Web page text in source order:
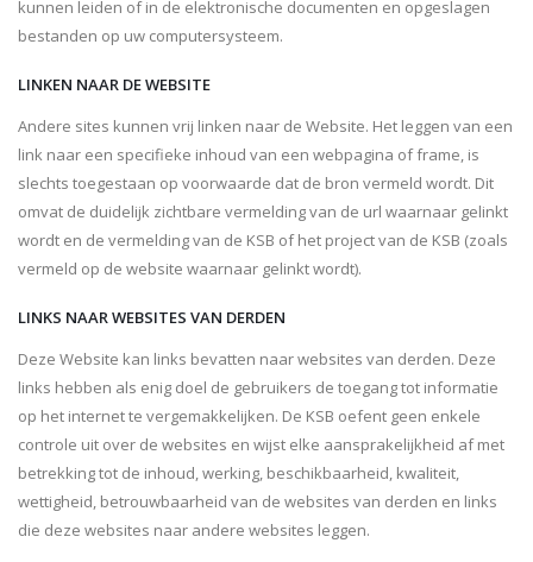
kunnen leiden of in de elektronische documenten en opgeslagen
bestanden op uw computersysteem.
LINKEN NAAR DE WEBSITE
Andere sites kunnen vrij linken naar de Website. Het leggen van een
link naar een specifieke inhoud van een webpagina of frame, is
slechts toegestaan op voorwaarde dat de bron vermeld wordt. Dit
omvat de duidelijk zichtbare vermelding van de url waarnaar gelinkt
wordt en de vermelding van de KSB of het project van de KSB (zoals
vermeld op de website waarnaar gelinkt wordt).
LINKS NAAR WEBSITES VAN DERDEN
Deze Website kan links bevatten naar websites van derden. Deze
links hebben als enig doel de gebruikers de toegang tot informatie
op het internet te vergemakkelijken. De KSB oefent geen enkele
controle uit over de websites en wijst elke aansprakelijkheid af met
betrekking tot de inhoud, werking, beschikbaarheid, kwaliteit,
wettigheid, betrouwbaarheid van de websites van derden en links
die deze websites naar andere websites leggen.